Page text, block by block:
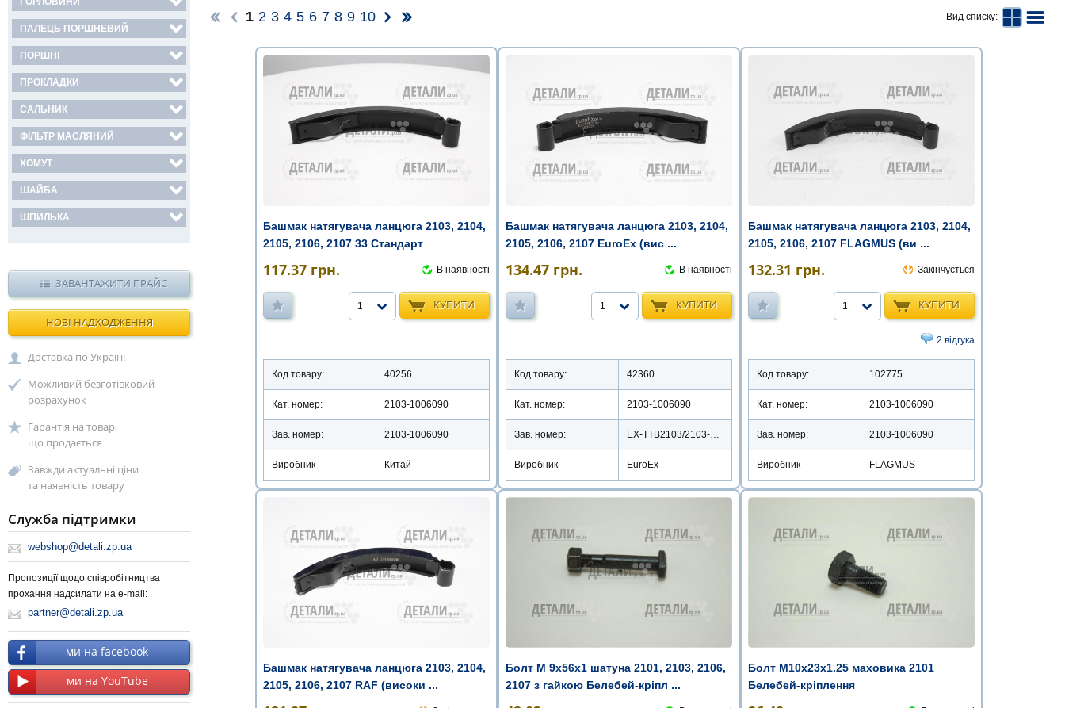
1 2 3 4 5 6 7 8 9 10 Вид списку:
Башмак натягувача ланцюга 2103, 2104,
2105, 2106, 2107 33 Стандарт
117.37 грн. В наявності
КУПИТИ
1
Код товару: 40256
Кат. номер: 2103-1006090
Зав. номер: 2103-1006090
Виробник Китай
Башмак натягувача ланцюга 2103, 2104,
2105, 2106, 2107 EuroEx (вис ...
134.47 грн. В наявності
КУПИТИ
1
Код товару: 42360
Кат. номер: 2103-1006090
Зав. номер:
Виробник EuroEx
Башмак натягувача ланцюга 2103, 2104,
2105, 2106, 2107 FLAGMUS (ви ...
132.31 грн. Закінчується
КУПИТИ
1
2 відгука
Код товару: 102775
Кат. номер: 2103-1006090
Зав. номер: 2103-1006090
Виробник FLAGMUS
Башмак натягувача ланцюга 2103, 2104,
2105, 2106, 2107 RAF (високи ...
Болт М 9х56х1 шатуна 2101, 2103, 2106,
2107 з гайкою Белебей-кріпл ...
Болт М10х23х1.25 маховика 2101
Белебей-кріплення
ПАЛЕЦЬ ПОРШНЕВИЙ
ПОРШНІ
ПРОКЛАДКИ
САЛЬНИК
ФІЛЬТР МАСЛЯНИЙ
ХОМУТ
ШАЙБА
ШПИЛЬКА
ЗАВАНТАЖИТИ ПРАЙС
НОВІ НАДХОДЖЕННЯ
Доставка по Україні
Можливий безготівковий
розрахунок
Гарантія на товар,
що продається
Завжди актуальні ціни
та наявність товару
Служба підтримки
webshop@detali.zp.ua
Пропозиції щодо співробітництва
прохання надсилати на e-mail:
partner@detali.zp.ua
ми на facebook
ми на YouTube